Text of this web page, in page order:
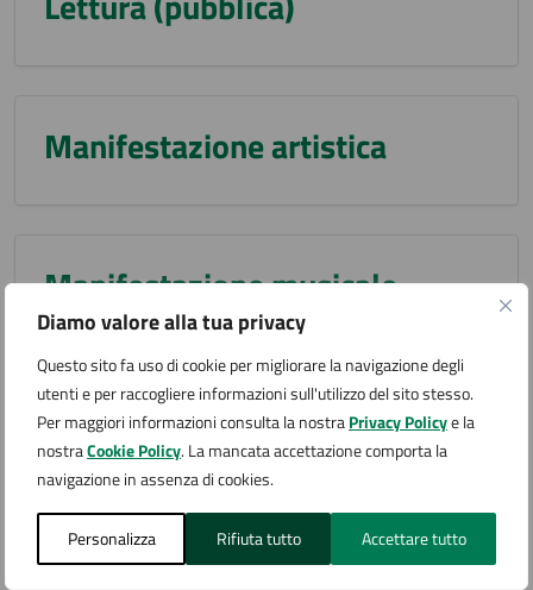
Diamo valore alla tua privacy
Questo sito fa uso di cookie per migliorare la navigazione degli
utenti e per raccogliere informazioni sull'utilizzo del sito stesso.
Per maggiori informazioni consulta la nostraPrivacy Policye la
nostraCookie Policy. La mancata accettazione comporta la
navigazione in assenza di cookies.
Personalizza Rifiuta tutto Accettare tutto
Manifestazione artistica
Manifestazione musicale
Manifestazione sportiva
Mercatino